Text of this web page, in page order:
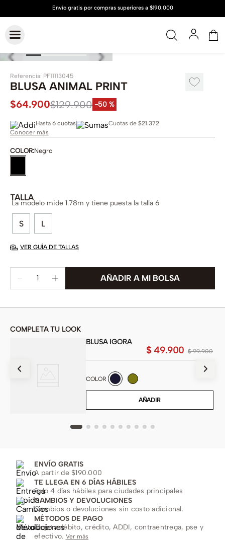
Referencia: PF11113045
BLUSA ANIMAL PRINT
$64.900$129.900 -50 %
Hasta 6 cuotas Cuotas de $21.372
Conocer más
COLOR:Negro
TALLA
S L
La modelo mide 1.78m y tiene puesta la talla 6
VER GUÍA DE TALLAS
COMPLETA TU LOOK
BLUSA IGORA
$ 99.900
$ 49.900
COLOR
AÑADIR
ENVÍO GRATIS
A partir de $190.000
TE LLEGA EN 6 DÍAS HÁBILES
Solo 4 días hábiles para ciudades principales
CAMBIOS Y DEVOLUCIONES
Cambios o devoluciones sin costo adicional.
MÉTODOS DE PAGO
Tarjeta débito, crédito, ADDI, contraentrega, pse y
efectivo. Ver más